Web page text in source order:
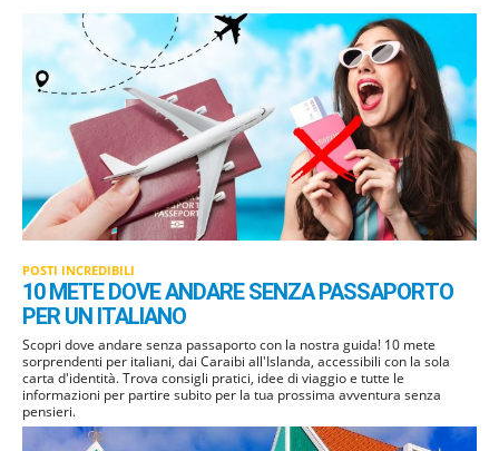
POSTI INCREDIBILI
10 METE DOVE ANDARE SENZA PASSAPORTO
PER UN ITALIANO
Scopri dove andare senza passaporto con la nostra guida! 10 mete
sorprendenti per italiani, dai Caraibi all'Islanda, accessibili con la sola
carta d'identità. Trova consigli pratici, idee di viaggio e tutte le
informazioni per partire subito per la tua prossima avventura senza
pensieri.